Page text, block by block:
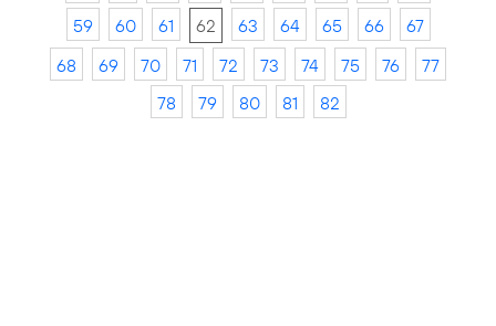
59
60 61 62 63 64 65 66
67
68
69 70 71 72 73 74 75 76
77
78
79 80 81 82